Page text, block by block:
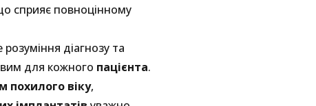
сприяє повноцінному
розуміння діагнозу та
для кожного пацієнта.
похилого віку,